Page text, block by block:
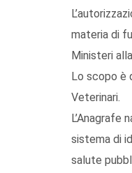
materia di
Ministeri
Lo scopo è
Veterinari.
L’Anagrafe
sistema di
salute